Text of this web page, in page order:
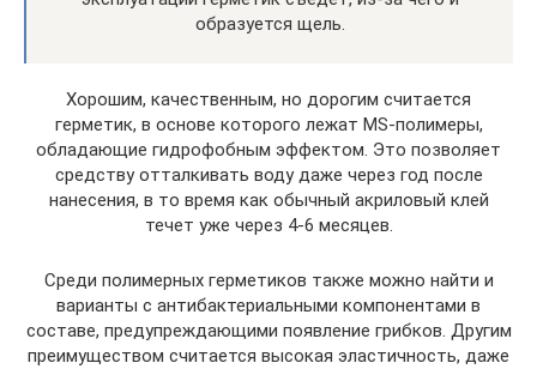
образуется щель.
Хорошим, качественным, но дорогим считается
герметик, в основе которого лежат MS-полимеры,
обладающие гидрофобным эффектом. Это позволяет
средству отталкивать воду даже через год после
нанесения, в то время как обычный акриловый клей
течет уже через 4-6 месяцев.
Среди полимерных герметиков также можно найти и
варианты с антибактериальными компонентами в
составе, предупреждающими появление грибков. Другим
преимуществом считается высокая эластичность, даже